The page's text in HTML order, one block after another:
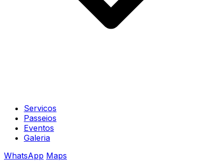
Servicos
Passeios
Eventos
Galeria
WhatsApp Maps